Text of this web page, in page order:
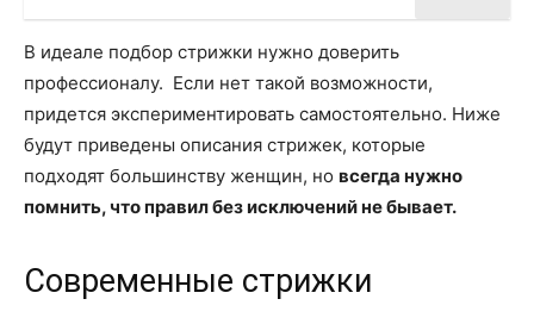
В идеале подбор стрижки нужно доверить
профессионалу. Если нет такой возможности,
придется экспериментировать самостоятельно. Ниже
будут приведены описания стрижек, которые
подходят большинству женщин, но всегда нужно
помнить, что правил без исключений не бывает.
Современные стрижки